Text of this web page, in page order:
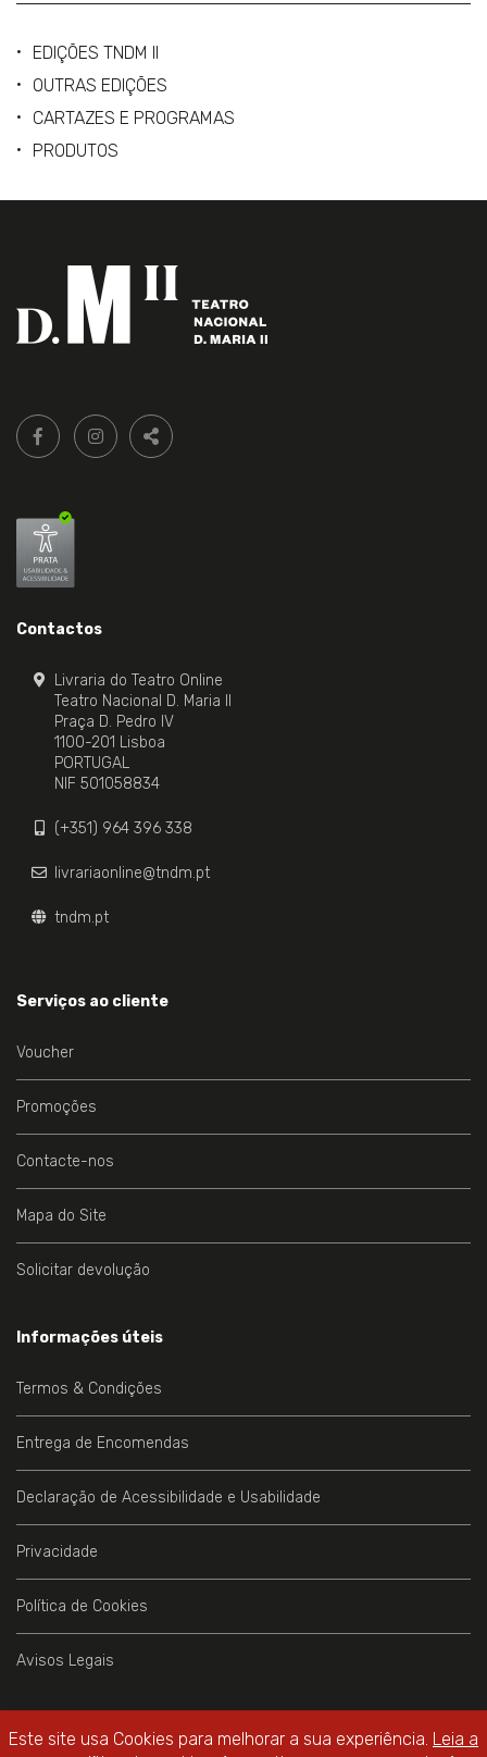
Este site usa Cookies para melhorar a sua experiência. Leia a
EDIÇÕES TNDM II
OUTRAS EDIÇÕES
CARTAZES E PROGRAMAS
PRODUTOS
Siga-
nos:
FACEBOOK LIVRARIA DO TEATRO ONLINE.
INSTAGRAM LIVRARIA DO TEATRO ONLINE.
PARTILHAR
Contactos
Livraria do Teatro Online
Teatro Nacional D. Maria II
Praça D. Pedro IV
1100-201 Lisboa
PORTUGAL
NIF 501058834
(+351) 964 396 338
livrariaonline@tndm.pt
tndm.pt
Serviços ao cliente
Voucher
Promoções
Contacte-nos
Mapa do Site
Solicitar devolução
Informações úteis
Termos & Condições
Entrega de Encomendas
Declaração de Acessibilidade e Usabilidade
Privacidade
Política de Cookies
Avisos Legais